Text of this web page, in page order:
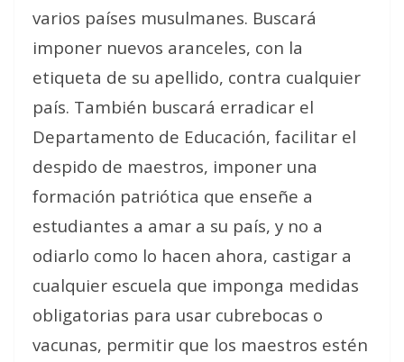
varios países musulmanes. Buscará
imponer nuevos aranceles, con la
etiqueta de su apellido, contra cualquier
país. También buscará erradicar el
Departamento de Educación, facilitar el
despido de maestros, imponer una
formación patriótica que enseñe a
estudiantes a amar a su país, y no a
odiarlo como lo hacen ahora, castigar a
cualquier escuela que imponga medidas
obligatorias para usar cubrebocas o
vacunas, permitir que los maestros estén